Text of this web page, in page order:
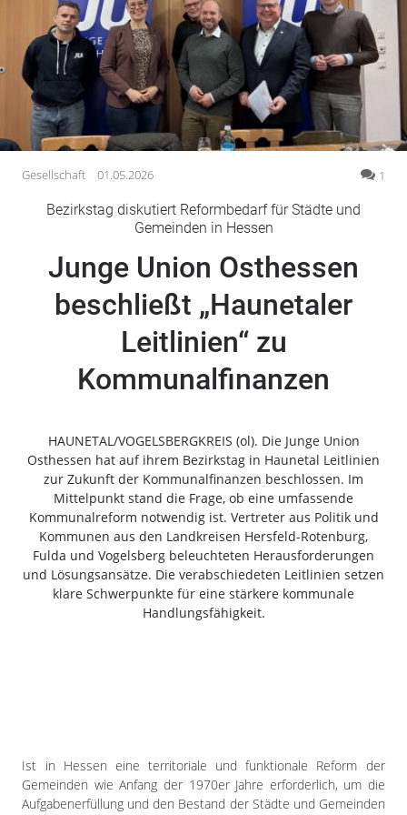
Gesundheit
Kultur
Lifestyle
Wirtschaft
Vogelsberg
Alsfeld
Lauterbach
Romrod
Homberg
Ohm
Schotten
Antrifttal
Gemünden
Grebenau
Grebenhain
Herbstein
Kirtorf
Lautertal
Mücke
Schwalmtal
Gießen
Gesellschaft 01.05.2026 1
Bezirkstag diskutiert Reformbedarf für Städte und
Gemeinden in Hessen
Junge Union Osthessen
beschließt „Haunetaler
Leitlinien“ zu
Kommunalfinanzen
HAUNETAL/VOGELSBERGKREIS (ol). Die Junge Union
Osthessen hat auf ihrem Bezirkstag in Haunetal Leitlinien
zur Zukunft der Kommunalfinanzen beschlossen. Im
Mittelpunkt stand die Frage, ob eine umfassende
Kommunalreform notwendig ist. Vertreter aus Politik und
Kommunen aus den Landkreisen Hersfeld-Rotenburg,
Fulda und Vogelsberg beleuchteten Herausforderungen
und Lösungsansätze. Die verabschiedeten Leitlinien setzen
klare Schwerpunkte für eine stärkere kommunale
Handlungsfähigkeit.
Ist in Hessen eine territoriale und funktionale Reform der
Gemeinden wie Anfang der 1970er Jahre erforderlich, um die
Aufgabenerfüllung und den Bestand der Städte und Gemeinden